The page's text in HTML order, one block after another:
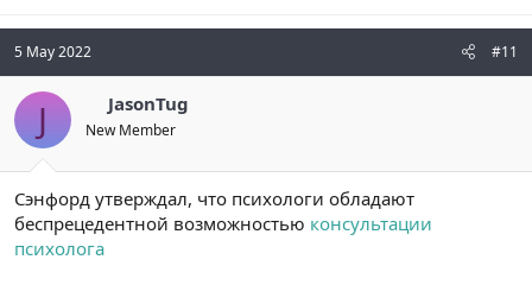
5 May 2022 #11
J JasonTug
New Member
Сэнфорд утверждал, что психологи обладают
беспрецедентной возможностью консультации
психолога